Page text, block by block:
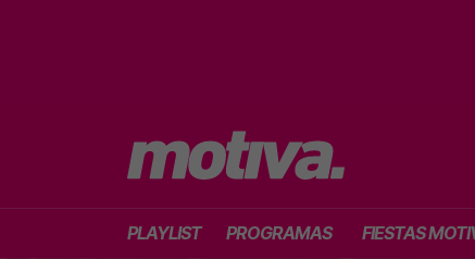
PLAYLIST PROGRAMAS FIESTAS